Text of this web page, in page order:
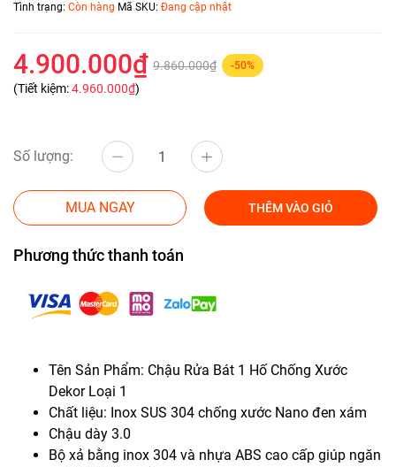
Tình trạng: Còn hàng Mã SKU: Đang cập nhật
4.900.000₫ 9.860.000₫ -50%
(Tiết kiệm:4.960.000₫)
Số lượng:
MUA NGAY THÊM VÀO GIỎ
Phương thức thanh toán
Tên Sản Phẩm: Chậu Rửa Bát 1 Hố Chống Xước
Dekor Loại 1
Chất liệu: Inox SUS 304 chống xước Nano đen xám
Chậu dày 3.0
Bộ xả bằng inox 304 và nhựa ABS cao cấp giúp ngăn